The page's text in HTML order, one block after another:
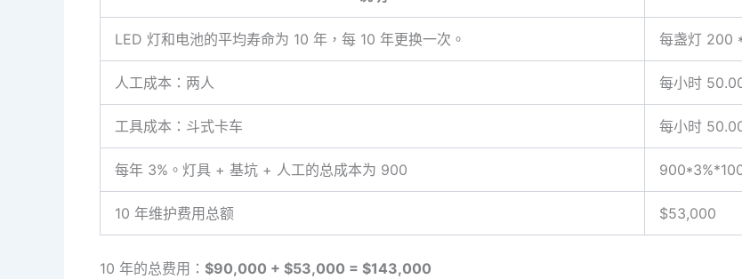
LED 灯和电池的平均寿命为 10 年，每 10 年更换一次。 每盏灯 200
人工成本：两人 每小时
工具成本：斗式卡车 每小时
每年 3%。灯具 + 基坑 + 人工的总成本为 900
10 年维护费用总额 $53,000
10 年的总费用： $90,000 + $53,000 = $143,000